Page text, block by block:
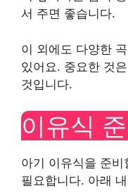
서 주면 좋습니다.
이 외에도 다양한
있어요. 중요한 것
것입니다.
이유식
아기 이유식을 준
필요합니다. 아래